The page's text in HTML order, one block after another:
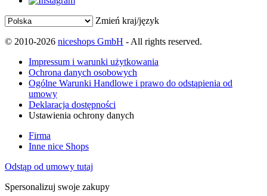
Zmień kraj/język
© 2010-2026 niceshops GmbH - All rights reserved.
Impressum i warunki użytkowania
Ochrona danych osobowych
Ogólne Warunki Handlowe i prawo do odstąpienia od
umowy
Deklaracja dostępności
Ustawienia ochrony danych
Firma
Inne nice Shops
Odstąp od umowy tutaj
Spersonalizuj swoje zakupy